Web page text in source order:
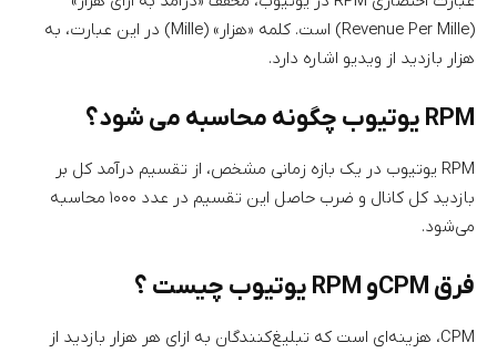
(Revenue Per Mille) است. کلمه «هزار» (Mille) در این عبارت، به
هزار بازدید از ویدیو اشاره دارد.
RPM یوتیوب چگونه محاسبه می شود؟
RPM یوتیوب در یک بازه زمانی مشخص، از تقسیم درآمد کل بر
بازدید کل کانال و ضرب حاصل این تقسیم در عدد ۱۰۰۰ محاسبه
می‌شود.
فرق CPM‌و RPM یوتیوب چیست ؟
CPM، هزینه‌ای است که تبلیغ‌کنندگان به ازای هر هزار بازدید از